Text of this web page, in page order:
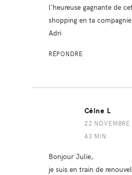
l’heureuse gagnante de
shopping en ta
Adri
RÉPONDRE
Célne L
22
43 MIN
Bonjour Julie,
je suis en train de